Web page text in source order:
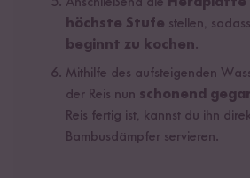
höchste Stufe stellen,
beginnt zu kochen.
Mithilfe des aufsteigenden
der Reis nun schonend
Reis fertig ist, kannst du ihn
Bambusdämpfer servieren.